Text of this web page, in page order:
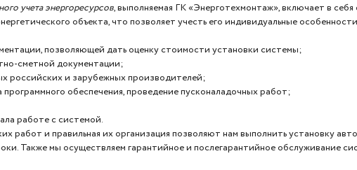
учета энергоресурсов, выполняемая ГК «Энерготехмонтаж», включает в
объекта, что позволяет учесть его индивидуальные
позволяющей дать оценку стоимости установки системы;
сметной документации;
российских и зарубежных производителей;
обеспечения, проведение пусконаладочных работ;
работе с системой.
работ и правильная их организация позволяют нам выполнить установку
Также мы осуществляем гарантийное и послегарантийное обслуживание